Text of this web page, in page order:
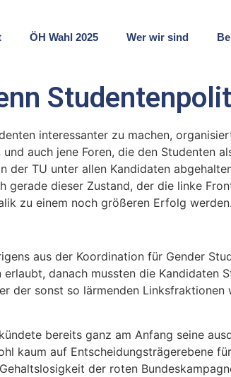
ÖH Wahl 2025 Wer wir sind
interessanter zu machen,
auch jene Foren, die den Studenten
der TU unter allen Kandidaten
gerade dieser Zustand, der die linke
zu einem noch größeren Erfolg werden.
aus der Koordination für Gender
danach mussten die
der sonst so lärmenden
bereits ganz am Anfang seine
kaum auf Entscheidungsträgerebene
der roten